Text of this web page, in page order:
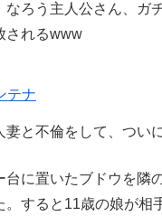
なろう主人公さん、ガ
されるwww
テナ
妻と不倫をして、つい
台に置いたブドウを隣
。すると11歳の娘が相